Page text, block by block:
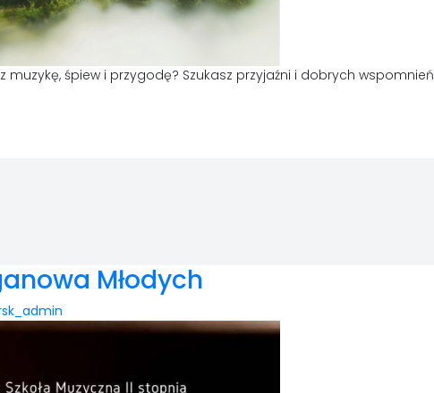
muzykę, śpiew i przygodę? Szukasz przyjaźni i dobrych wspomnień
Młodych